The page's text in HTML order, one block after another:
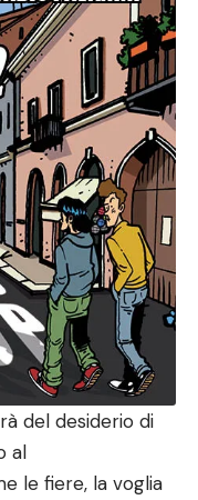
del desiderio di
al
le fiere, la voglia